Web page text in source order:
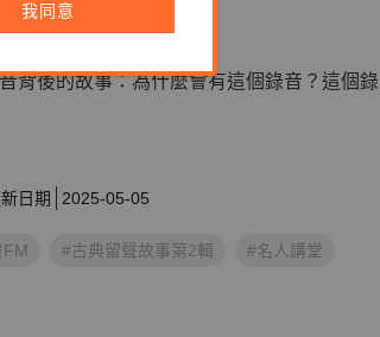
背後的故事：為什麼會有這個錄音？這個錄
日期 2025-05-05
#古典留聲故事第2輯 #名人講堂
我同意